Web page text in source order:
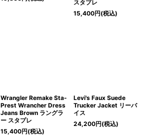
スタプレ
15,400円(税込)
Wrangler Remake Sta-
Prest Wrancher Dress
Jeans Brown ラングラ
ー スタプレ
15,400円(税込)
Levi's Faux Suede
Trucker Jacket リーバ
イス
24,200円(税込)